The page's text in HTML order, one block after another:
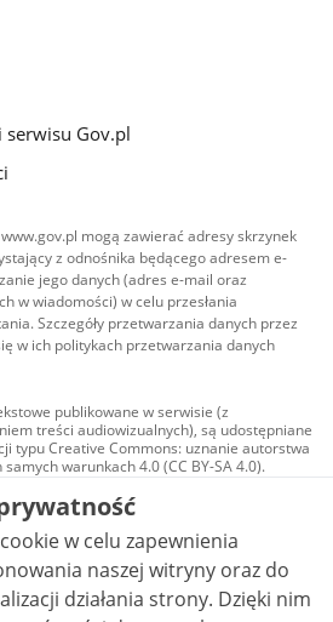
serwisu Gov.pl
mogą zawierać adresy skrzynek
z odnośnika będącego adresem e-
jego danych (adres e-mail oraz
w wiadomości) w celu przesłania
Szczegóły przetwarzania danych przez
w ich politykach przetwarzania danych
publikowane w serwisie (z
treści audiowizualnych), są udostępniane
typu Creative Commons: uznanie autorstwa
samych warunkach 4.0 (CC BY-SA 4.0).
audiowizualne, w tym zdjęcia, materiały
są udostępniane na licencji typu
Commons: uznanie autorstwa użycie
- bez utworów zależnych 4.0 (CC BY-
o ile nie jest to stwierdzone inaczej.
w celu zapewnienia
naszej witryny oraz do
działania strony. Dzięki nim